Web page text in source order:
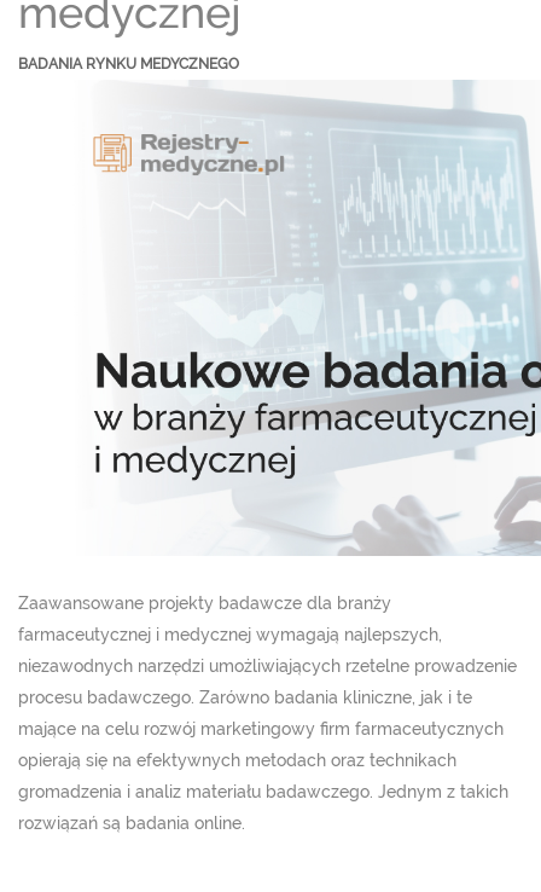
medycznej
BADANIA RYNKU MEDYCZNEGO
Zaawansowane projekty badawcze dla branży
farmaceutycznej i medycznej wymagają najlepszych,
niezawodnych narzędzi umożliwiających rzetelne prowadzenie
procesu badawczego. Zarówno badania kliniczne, jak i te
mające na celu rozwój marketingowy firm farmaceutycznych
opierają się na efektywnych metodach oraz technikach
gromadzenia i analiz materiału badawczego. Jednym z takich
rozwiązań są badania online.